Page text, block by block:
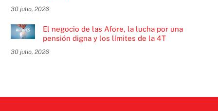
30 julio, 2026
El negocio de las Afore, la lucha por una
pensión digna y los límites de la 4T
30 julio, 2026